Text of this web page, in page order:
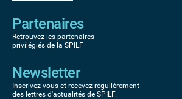
Partenaires
Retrouvez les partenaires
privilégiés de la SPILF
Newsletter
Inscrivez-vous et recevez régulièrement
des lettres d'actualités de SPILF.